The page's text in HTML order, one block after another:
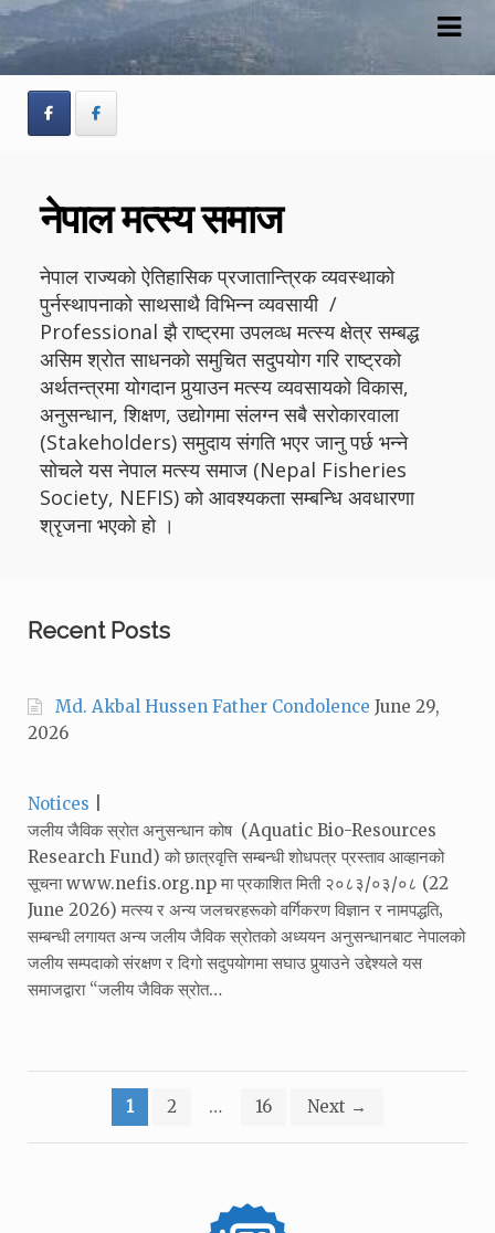
Skip
navigation
Skip
content
नेपाल मत्स्य समाज
नेपाल राज्यको ऐतिहासिक प्रजातान्त्रिक व्यवस्थाको
पुर्नस्थापनाको साथसाथै विभिन्न व्यवसायी /
Professional झै राष्ट्रमा उपलव्ध मत्स्य क्षेत्र सम्बद्ध
असिम श्रोत साधनको समुचित सदुपयोग गरि राष्ट्रको
अर्थतन्त्रमा योगदान पुर्‍याउन मत्स्य व्यवसायको विकास,
अनुसन्धान, शिक्षण, उद्योगमा संलग्न सबै सरोकारवाला
(Stakeholders) समुदाय संगति भएर जानु पर्छ भन्ने
सोचले यस नेपाल मत्स्य समाज (Nepal Fisheries
Society, NEFIS) को आवश्यकता सम्बन्धि अवधारणा
श्रृजना भएको हो ।
Recent Posts
Md. Akbal Hussen Father Condolence June 29,
2026
Categories:
Notices
जलीय जैविक स्रोत अनुसन्धान कोष (Aquatic Bio-Resources
Research Fund) को छात्रवृत्ति सम्बन्धी शोधपत्र प्रस्ताव आव्हानको
सूचना www.nefis.org.np मा प्रकाशित मिती २०८३/०३/०८ (22
June 2026) मत्स्य र अन्य जलचरहरूको वर्गिकरण विज्ञान र नामपद्धति‚
सम्बन्धी लगायत अन्य जलीय जैविक स्रोतको अध्ययन अनुसन्धानबाट नेपालको
जलीय सम्पदाको संरक्षण र दिगो सदुपयोगमा सघाउ पुर्‍याउने उद्देश्यले यस
समाजद्वारा “जलीय जैविक स्रोत…
pagination
1 2 … 16 Next →